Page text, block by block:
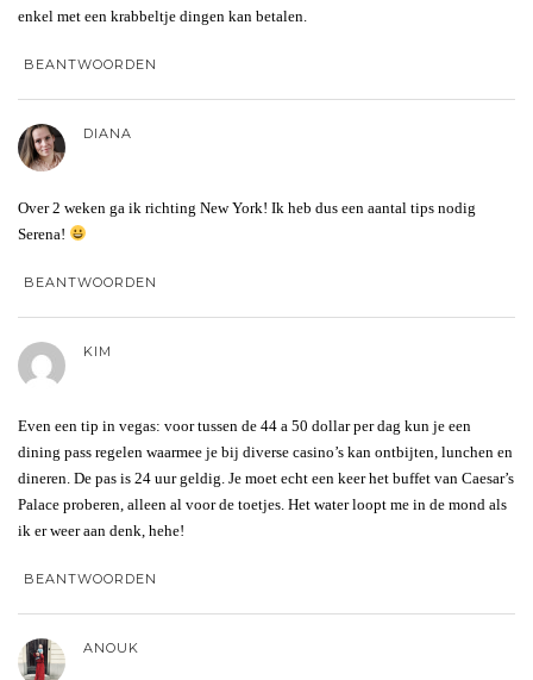
enkel met een krabbeltje dingen kan betalen.
BEANTWOORDEN
DIANA
Over 2 weken ga ik richting New York! Ik heb dus een aantal tips nodig
Serena!
BEANTWOORDEN
KIM
Even een tip in vegas: voor tussen de 44 a 50 dollar per dag kun je een
dining pass regelen waarmee je bij diverse casino’s kan ontbijten, lunchen en
dineren. De pas is 24 uur geldig. Je moet echt een keer het buffet van Caesar’s
Palace proberen, alleen al voor de toetjes. Het water loopt me in de mond als
ik er weer aan denk, hehe!
BEANTWOORDEN
ANOUK